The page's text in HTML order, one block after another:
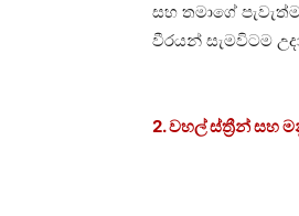
සහ තමාගේ
වීරයන් සැමවිටම
2. වහල් ස්ත්‍රීන් සහ